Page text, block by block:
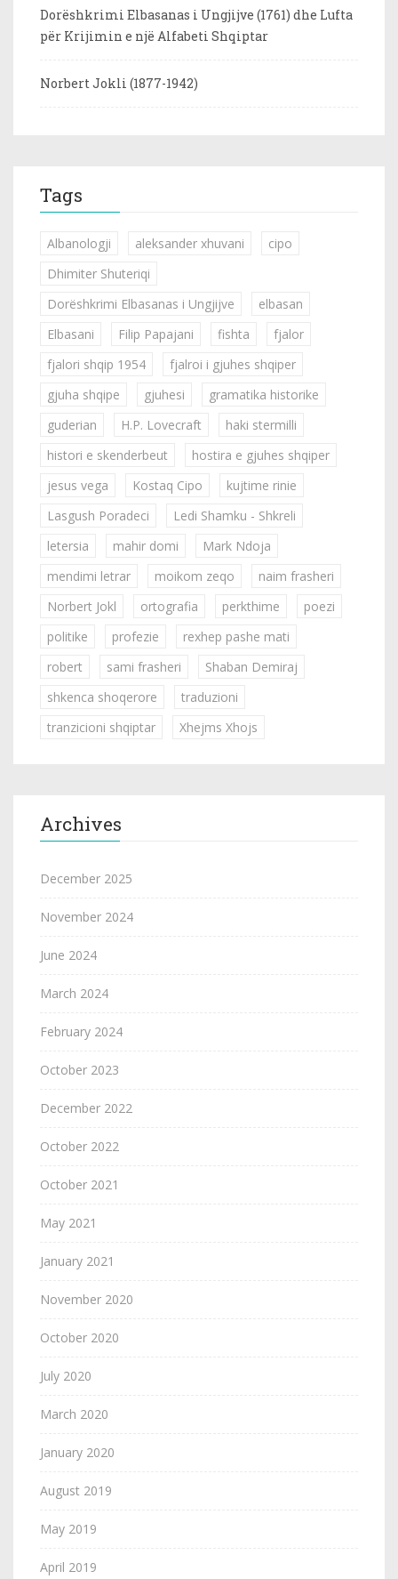
Dorëshkrimi Elbasanas i Ungjijve (1761) dhe Lufta
për Krijimin e një Alfabeti Shqiptar
Norbert Jokli (1877-1942)
Tags
Albanologji aleksander xhuvani
cipo
Dhimiter Shuteriqi
Dorëshkrimi Elbasanas i Ungjijve
elbasan
Elbasani
Filip Papajani fishta
fjalor
fjalori shqip 1954
fjalroi i gjuhes shqiper
gjuha shqipe
gjuhesi
gramatika historike
guderian
H.P. Lovecraft
haki stermilli
histori e skenderbeut
hostira e gjuhes shqiper
jesus vega
Kostaq Cipo
kujtime rinie
Lasgush Poradeci
Ledi Shamku - Shkreli
letersia
mahir domi
Mark Ndoja
mendimi letrar
moikom zeqo
naim frasheri
Norbert Jokl
ortografia perkthime
poezi
politike
profezie
rexhep pashe mati
robert
sami frasheri
Shaban Demiraj
shkenca shoqerore
traduzioni
tranzicioni shqiptar
Xhejms Xhojs
Archives
December 2025
November 2024
June 2024
March 2024
February 2024
October 2023
December 2022
October 2022
October 2021
May 2021
January 2021
November 2020
October 2020
July 2020
March 2020
January 2020
August 2019
May 2019
April 2019